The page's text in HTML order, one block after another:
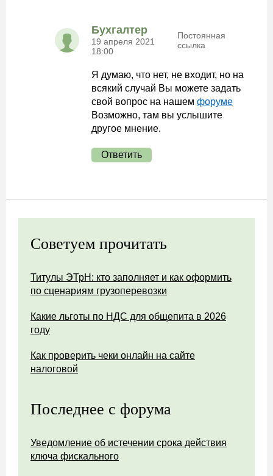
Бухгалтер
19 апреля 2021
18:00
Постоянная
ссылка
Я думаю, что нет, не входит, но на
всякий случай Вы можете задать
свой вопрос на нашем форуме
Возможно, там вы услышите
другое мнение.
Ответить
Советуем прочитать
Титулы ЭТрН: кто заполняет и как оформить
по сценариям грузоперевозки
Какие льготы по НДС для общепита в 2026
году
Как проверить чеки онлайн на сайте
налоговой
Последнее с форума
Уведомление об истечении срока действия
ключа фискального